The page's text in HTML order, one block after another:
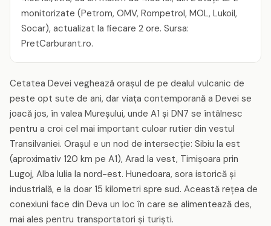
monitorizate (Petrom, OMV, Rompetrol, MOL, Lukoil,
Socar), actualizat la fiecare 2 ore. Sursa:
PretCarburant.ro.
Cetatea Devei veghează orașul de pe dealul vulcanic de
peste opt sute de ani, dar viața contemporană a Devei se
joacă jos, în valea Mureșului, unde A1 și DN7 se întâlnesc
pentru a croi cel mai important culoar rutier din vestul
Transilvaniei. Orașul e un nod de intersecție: Sibiu la est
(aproximativ 120 km pe A1), Arad la vest, Timișoara prin
Lugoj, Alba Iulia la nord-est. Hunedoara, sora istorică și
industrială, e la doar 15 kilometri spre sud. Această rețea de
conexiuni face din Deva un loc în care se alimentează des,
mai ales pentru transportatori și turiști.